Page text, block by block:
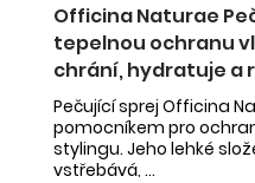
Officina Naturae
tepelnou ochranu
chrání, hydratuje a
Pečující sprej Officina
pomocníkem pro
stylingu. Jeho lehké
vstřebává, ...